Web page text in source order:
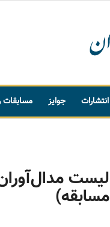
انتشارات جوایز مسابقات
لیست
مسابقه)